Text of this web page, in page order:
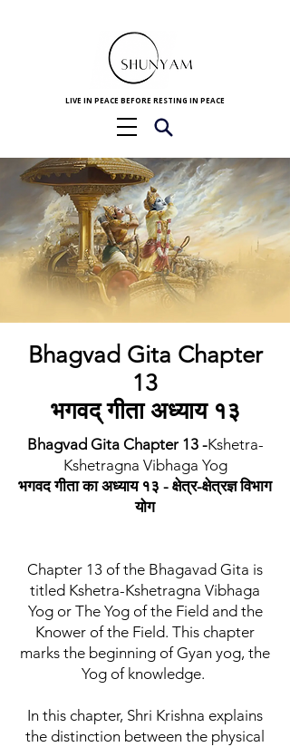
LIVE IN PEACE BEFORE RESTING IN PEACE
Bhagvad Gita Chapter
13
भगवद् गीता अध्याय १३
Bhagvad Gita Chapter 13 -Kshetra-
Kshetragna Vibhaga Yog
भगवद गीता का अध्याय १३ - क्षेत्र-क्षेत्रज्ञ विभाग
योग
Chapter 13 of the Bhagavad Gita is
titled Kshetra-Kshetragna Vibhaga
Yog or The Yog of the Field and the
Knower of the Field. This chapter
marks the beginning of Gyan yog, the
Yog of knowledge.
In this chapter, Shri Krishna explains
the distinction between the physical